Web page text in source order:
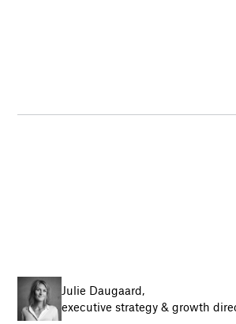
Julie Daugaard,
executive strategy & growth